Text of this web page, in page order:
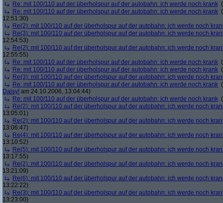
Re: mit 100/110 auf der überholspur auf der autobahn: ich werde noch krank (
Re: mit 100/110 auf der überholspur auf der autobahn: ich werde noch krank (
12:51:30)
Re(2): mit 100/110 auf der überholspur auf der autobahn: ich werde noch
Re(3): mit 100/110 auf der überholspur auf der autobahn: ich werde noch
12:54:53)
Re(2): mit 100/110 auf der überholspur auf der autobahn: ich werde noch
12:55:55)
Re: mit 100/110 auf der überholspur auf der autobahn: ich werde noch krank (
Re: mit 100/110 auf der überholspur auf der autobahn: ich werde noch krank (
Re(3): mit 100/110 auf der überholspur auf der autobahn: ich werde noch
Re: mit 100/110 auf der überholspur auf der autobahn: ich werde noch krank (
Daisy! am 24.10.2006, 13:04:44)
Re: mit 100/110 auf der überholspur auf der autobahn: ich werde noch krank (
Re(2): mit 100/110 auf der überholspur auf der autobahn: ich werde noch
13:05:01)
Re(2): mit 100/110 auf der überholspur auf der autobahn: ich werde noch
13:06:47)
Re(4): mit 100/110 auf der überholspur auf der autobahn: ich werde noch
13:10:52)
Re(5): mit 100/110 auf der überholspur auf der autobahn: ich werde noch
13:17:55)
Re(2): mit 100/110 auf der überholspur auf der autobahn: ich werde noch
13:21:09)
Re(6): mit 100/110 auf der überholspur auf der autobahn: ich werde noch
13:22:22)
Re(3): mit 100/110 auf der überholspur auf der autobahn: ich werde noch
13:23:00)